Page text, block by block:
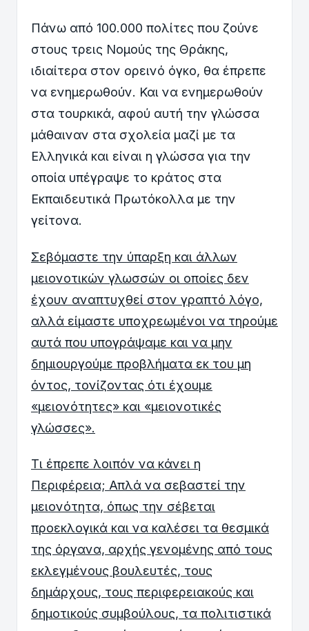
Πάνω από 100.000 πολίτες που ζούνε
στους τρεις Νομούς της Θράκης,
ιδιαίτερα στον ορεινό όγκο, θα έπρεπε
να ενημερωθούν. Και να ενημερωθούν
στα τουρκικά, αφού αυτή την γλώσσα
μάθαιναν στα σχολεία μαζί με τα
Ελληνικά και είναι η γλώσσα για την
οποία υπέγραψε το κράτος στα
Εκπαιδευτικά Πρωτόκολλα με την
γείτονα.
Σεβόμαστε την ύπαρξη και άλλων
μειονοτικών γλωσσών οι οποίες δεν
έχουν αναπτυχθεί στον γραπτό λόγο,
αλλά είμαστε υποχρεωμένοι να τηρούμε
αυτά που υπογράψαμε και να μην
δημιουργούμε προβλήματα εκ του μη
όντος, τονίζοντας ότι έχουμε
«μειονότητες» και «μειονοτικές
γλώσσες».
Τι έπρεπε λοιπόν να κάνει η
Περιφέρεια; Απλά να σεβαστεί την
μειονότητα, όπως την σέβεται
προεκλογικά και να καλέσει τα θεσμικά
της όργανα, αρχής γενομένης από τους
εκλεγμένους βουλευτές, τους
δημάρχους, τους περιφερειακούς και
δημοτικούς συμβούλους, τα πολιτιστικά